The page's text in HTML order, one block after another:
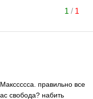
1 / 1
правильно все
свобода? набить